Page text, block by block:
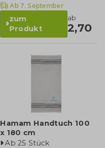
Ab 7. September
zum
Produkt
ab
2,70
Hamam Handtuch 100
x 180 cm
Ab 25 Stück